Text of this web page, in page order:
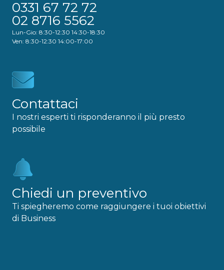
0331 67 72 72
02 8716 5562
Lun-Gio: 8:30-12:30 14:30-18:30
Ven: 8:30-12:30 14:00-17:00
Contattaci
I nostri esperti ti risponderanno il più presto
possibile
Chiedi un preventivo
Ti spiegheremo come raggiungere i tuoi obiettivi
di Business